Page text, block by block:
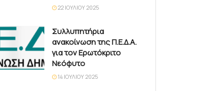
22 ΙΟΥΛΊΟΥ 2025
Συλλυπητήρια
ανακοίνωση της Π.Ε.Δ.Α.
για τον Ερωτόκριτο
Νεόφυτο
14 ΙΟΥΛΊΟΥ 2025